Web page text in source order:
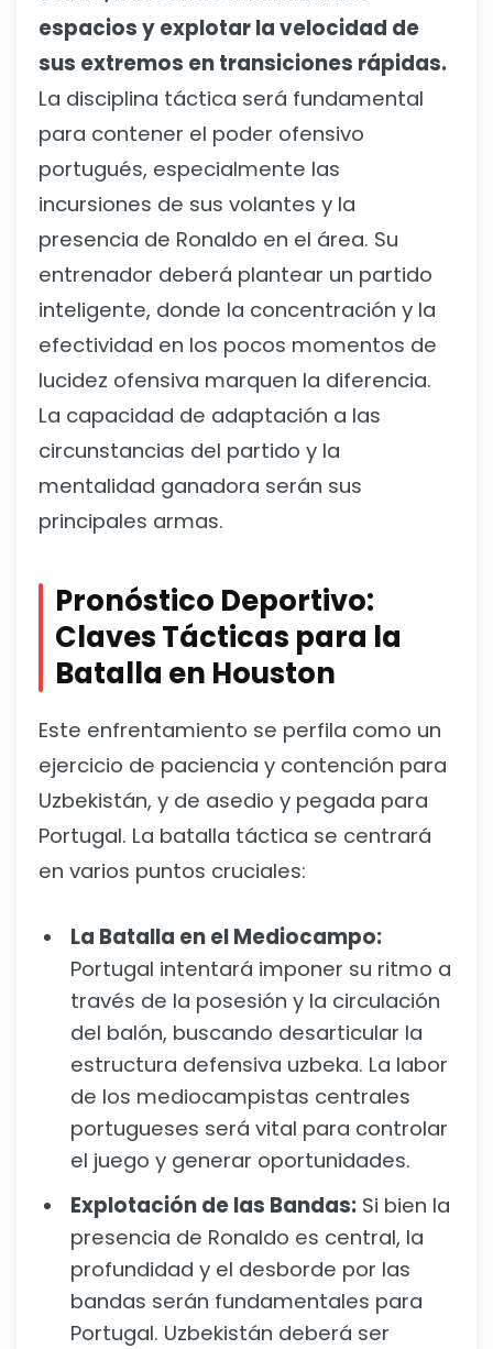
espacios y explotar la velocidad de
sus extremos en transiciones rápidas.
La disciplina táctica será fundamental
para contener el poder ofensivo
portugués, especialmente las
incursiones de sus volantes y la
presencia de Ronaldo en el área. Su
entrenador deberá plantear un partido
inteligente, donde la concentración y la
efectividad en los pocos momentos de
lucidez ofensiva marquen la diferencia.
La capacidad de adaptación a las
circunstancias del partido y la
mentalidad ganadora serán sus
principales armas.
Pronóstico Deportivo:
Claves Tácticas para la
Batalla en Houston
Este enfrentamiento se perfila como un
ejercicio de paciencia y contención para
Uzbekistán, y de asedio y pegada para
Portugal. La batalla táctica se centrará
en varios puntos cruciales:
La Batalla en el Mediocampo:
Portugal intentará imponer su ritmo a
través de la posesión y la circulación
del balón, buscando desarticular la
estructura defensiva uzbeka. La labor
de los mediocampistas centrales
portugueses será vital para controlar
el juego y generar oportunidades.
Explotación de las Bandas: Si bien la
presencia de Ronaldo es central, la
profundidad y el desborde por las
bandas serán fundamentales para
Portugal. Uzbekistán deberá ser